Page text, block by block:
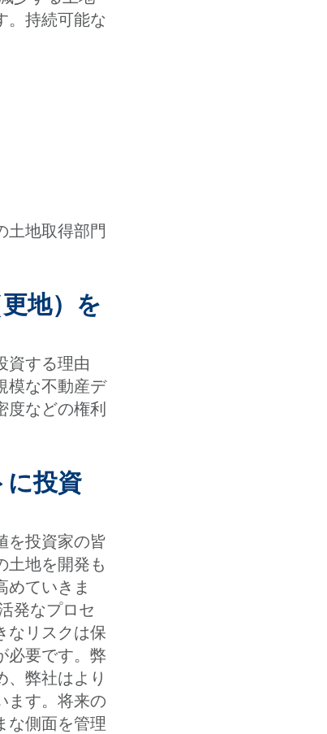
。持続可能な
土地取得部門
地）を
資する理由
模な不動産デ
度などの権利
に投資
を投資家の皆
土地を開発も
めていきま
発なプロセ
なリスクは保
必要です。弊
弊社はより
ます。将来の
な側面を管理